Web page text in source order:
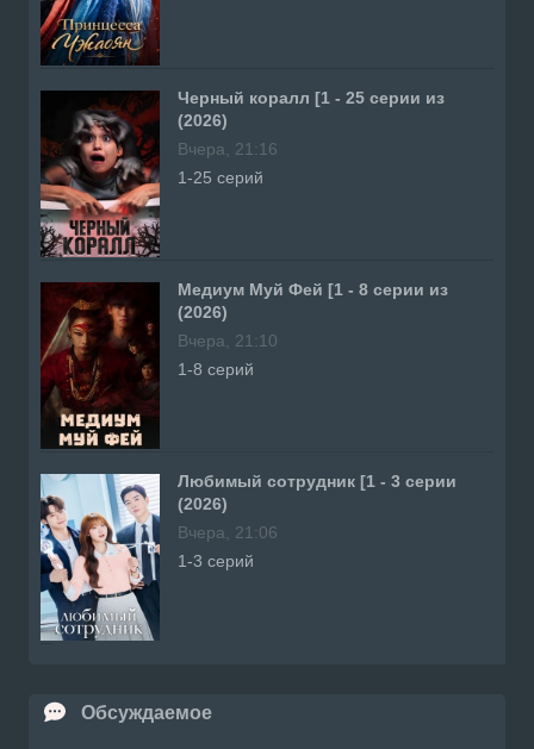
Черный коралл [1 - 25 серии из
(2026)
Вчера, 21:16
1-25 серий
Медиум Муй Фей [1 - 8 серии из
(2026)
Вчера, 21:10
1-8 серий
Любимый сотрудник [1 - 3 серии
(2026)
Вчера, 21:06
1-3 серий
Обсуждаемое